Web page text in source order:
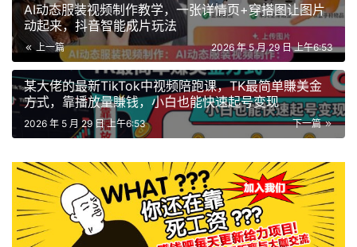
AI动态服装视频制作教学，一张详情页+穿搭图让图片
动起来，抖音智能成片玩法
上一篇 2026 年 5 月 29 日 上午6:53
某大佬的最新TikTok中视频陪跑课，TK最简单賺美金
方式，靠播放量賺钱，小白也能快速起号变现
下一篇
2026 年 5 月 29 日 上午6:53